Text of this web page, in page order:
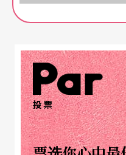
当表演工作坊于二○
一九七四年完成的喜
n't Pay!），在线性时
于转变？
荒谬的高速倾斜
投票